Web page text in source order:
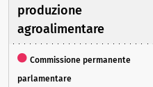
produzione
agroalimentare
Commissione permanente
parlamentare